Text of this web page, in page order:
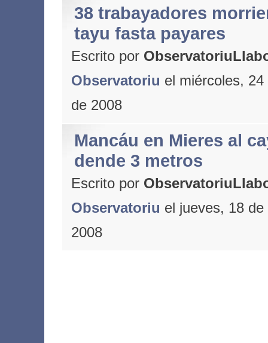
38 trabayadores
tayu fasta payares
Escrito por
Observatoriu el miércoles,
de 2008
Mancáu en Mieres al
dende 3 metros
Escrito por
Observatoriu el jueves, 18
2008